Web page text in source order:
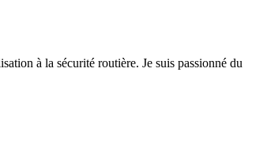
à la sécurité routière. Je suis passionné du